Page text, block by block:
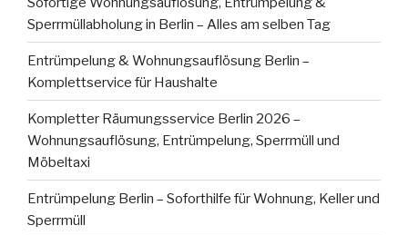
Sperrmüllabholung in Berlin – Alles am selben Tag
Entrümpelung & Wohnungsauflösung Berlin –
Komplettservice für Haushalte
Kompletter Räumungsservice Berlin 2026 –
Wohnungsauflösung, Entrümpelung, Sperrmüll und
Möbeltaxi
Entrümpelung Berlin – Soforthilfe für Wohnung, Keller und
Sperrmüll